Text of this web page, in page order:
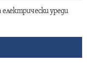
електрически уреди